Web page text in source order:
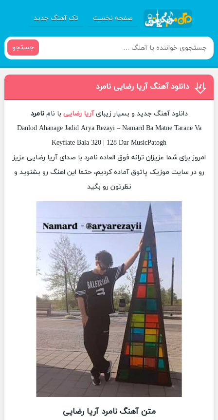
صفحه نخست تک آهنگ جدید
جستجو
دانلود آهنگ آریا رضایی نامرد
دانلود آهنگ جدید و بسیار زیبایآریا رضایی با نامنامرد
Danlod Ahanage Jadid Arya Rezayi – Namard Ba Matne Tarane Va
Keyfiate Bala 320 | 128 Dar MusicPatogh
امروز برای شما عزیزان ترانه فوق العاده نامرد با صدای آریا رضایی عزیز
رو در سایت موزیک پاتوق آماده کردیم، حتما این اهنگ رو بشنوید و
نظرتون رو بگید
متن آهنگ نامرد آریا رضایی